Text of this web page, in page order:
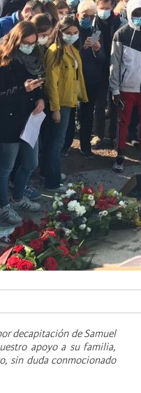
decapitación de Samuel
apoyo a su familia,
sin duda conmocionado